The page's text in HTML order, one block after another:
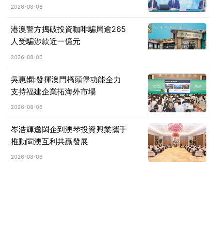
2026-08-06
港澳警方搗破投資咖啡騙局逾265
人受騙涉款近一億元
2026-08-06
吳惠嫻:發揮澳門橋頭堡功能全力
支持福建企業拓海外市場
2026-08-06
岑浩輝邀閩企到澳琴投資興業攜手
推動閩澳互利共贏發展
2026-08-06